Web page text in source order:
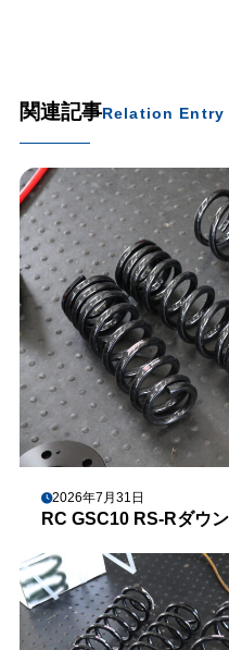
関連記事Relation Entry
2026年7月31日
RC GSC10 RS-Rダウ